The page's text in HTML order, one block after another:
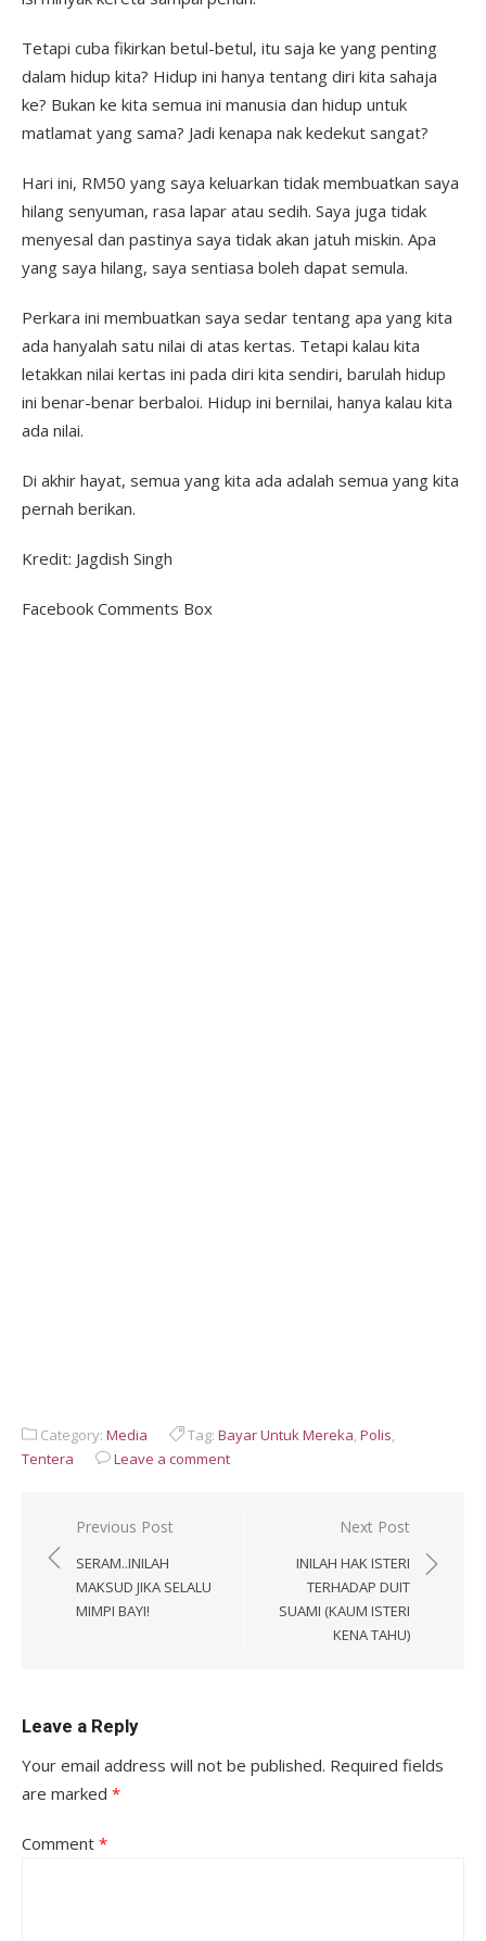
Tetapi cuba fikirkan betul-betul, itu saja ke yang penting
dalam hidup kita? Hidup ini hanya tentang diri kita sahaja
ke? Bukan ke kita semua ini manusia dan hidup untuk
matlamat yang sama? Jadi kenapa nak kedekut sangat?
Hari ini, RM50 yang saya keluarkan tidak membuatkan saya
hilang senyuman, rasa lapar atau sedih. Saya juga tidak
menyesal dan pastinya saya tidak akan jatuh miskin. Apa
yang saya hilang, saya sentiasa boleh dapat semula.
Perkara ini membuatkan saya sedar tentang apa yang kita
ada hanyalah satu nilai di atas kertas. Tetapi kalau kita
letakkan nilai kertas ini pada diri kita sendiri, barulah hidup
ini benar-benar berbaloi. Hidup ini bernilai, hanya kalau kita
ada nilai.
Di akhir hayat, semua yang kita ada adalah semua yang kita
pernah berikan.
Kredit: Jagdish Singh
Facebook Comments Box
Category: Media Tag: Bayar Untuk Mereka,Polis,
Tentera
Leave a comment
Post
navigation
Previous Post
SERAM..INILAH
MAKSUD JIKA SELALU
MIMPI BAYI!
Next Post
INILAH HAK ISTERI
TERHADAP DUIT
SUAMI (KAUM ISTERI
KENA TAHU)
Leave a Reply
Your email address will not be published. Required fields
are marked *
Comment *